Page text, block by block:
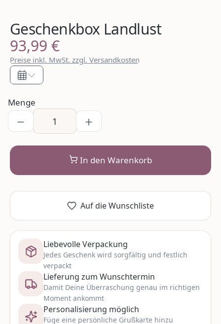
Geschenkbox Landlust
Regulärer Preis:
93,99 €
Preise inkl. MwSt. zzgl. Versandkosten
Menge
In den Warenkorb
Auf die Wunschliste
Liebevolle Verpackung
Jedes Geschenk wird sorgfältig und festlich
verpackt
Lieferung zum Wunschtermin
Damit Deine Überraschung genau im richtigen
Moment ankommt
Personalisierung möglich
Füge eine persönliche Grußkarte hinzu